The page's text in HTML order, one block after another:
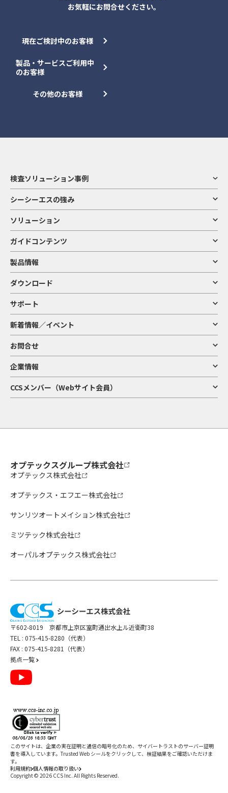
お気軽にお問合せください。
現在ご検討中のお客様
製品・サービスご利用中
のお客様
その他のお客様
検査ソリューション事例
シーシーエスの強み
ソリューション
ガイドコンテンツ
製品情報
ダウンロード
サポート
新着情報／イベント
お問合せ
企業情報
CCSメンバー（Webサイト会員）
オプテックスグループ株式会社
オプテックス株式会社
オプテックス・エフエー株式会社
サンリツオートメイション株式会社
ミツテック株式会社
オーパルオプテックス株式会社
〒602-8019 京都市上京区室町通出水上ル近衛町38
TEL : 075-415-8280（代表）
FAX : 075-415-8281（代表）
拠点一覧
利用規約 個人情報の取り扱い
Copyright © 2026 CCS Inc. All Rights Reserved.
このサイトは、企業の実在証明と通信の暗号化のため、サイバートラストのサーバー証明
書を導入しています。Trusted Web シールをクリックして、検証結果をご確認いただけま
す。